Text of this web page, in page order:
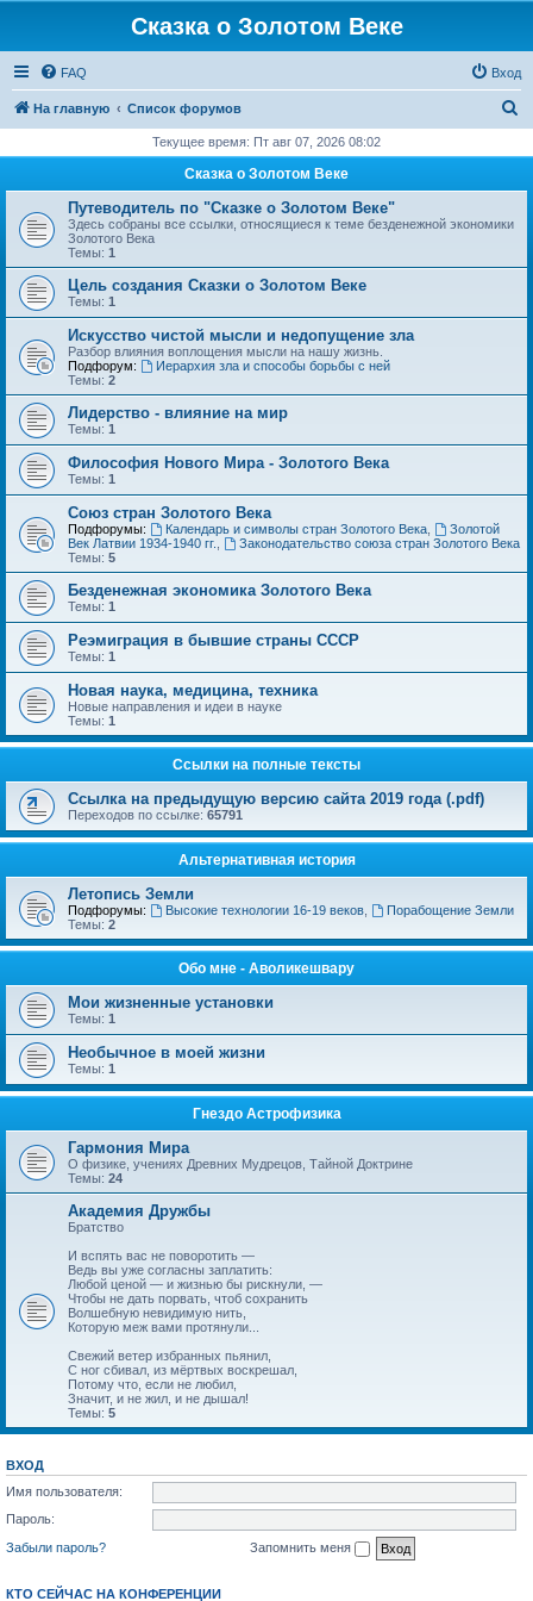
Сказка о Золотом Веке
FAQ Вход
На главную Список форумов
с
Текущее время: Пт авг 07, 2026 08:02
Сказка о Золотом Веке
Путеводитель по "Сказке о Золотом Веке"
Здесь собраны все ссылки, относящиеся к теме безденежной экономики
Золотого Века
Темы: 1
Цель создания Сказки о Золотом Веке
Темы: 1
Искусство чистой мысли и недопущение зла
Разбор влияния воплощения мысли на нашу жизнь.
Подфорум:
Иерархия зла и способы борьбы с ней
Темы: 2
Лидерство - влияние на мир
Темы: 1
Философия Нового Мира - Золотого Века
Темы: 1
Cоюз стран Золотого Века
Подфорумы: Календарь и символы стран Золотого Века,
Золотой
Век Латвии 1934-1940 гг.
Законодательство союза стран Золотого Века
Темы: 5
Безденежная экономика Золотого Века
Темы: 1
Реэмиграция в бывшие страны СССР
Темы: 1
Новая наука, медицина, техника
Новые направления и идеи в науке
Темы: 1
Ссылки на полные тексты
Ссылка на предыдущую версию сайта 2019 года (.pdf)
Переходов по ссылке: 65791
Альтернативная история
Летопись Земли
Подфорумы: Высокие технологии 16-19 веков,
Порабощение Земли
Темы: 2
Обо мне - Аволикешвару
Мои жизненные установки
Темы: 1
Необычное в моей жизни
Темы: 1
Гнездо Астрофизика
Гармония Мира
О физике, учениях Древних Мудрецов, Тайной Доктрине
Темы: 24
Академия Дружбы
Братство
И вспять вас не поворотить —
Ведь вы уже согласны заплатить:
Любой ценой — и жизнью бы рискнули, —
Чтобы не дать порвать, чтоб сохранить
Волшебную невидимую нить,
Которую меж вами протянули...
Свежий ветер избранных пьянил,
С ног сбивал, из мёртвых воскрешал,
Потому что, если не любил,
Значит, и не жил, и не дышал!
Темы: 5
ВХОД
Имя пользователя:
Пароль:
Забыли пароль?
Запомнить меня
КТО СЕЙЧАС НА КОНФЕРЕНЦИИ